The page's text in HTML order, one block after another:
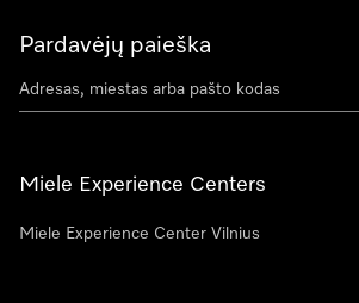
Pardavėjų paieška
Miele Experience Centers
Miele Experience Center Vilnius